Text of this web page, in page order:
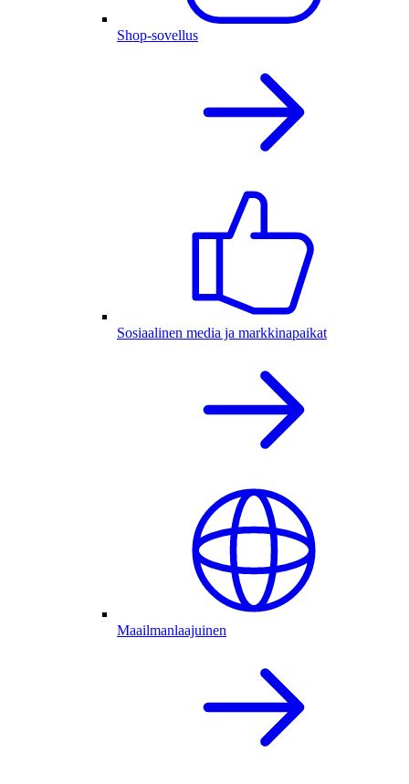
Shop-sovellus
Sosiaalinen media ja markkinapaikat
Maailmanlaajuinen